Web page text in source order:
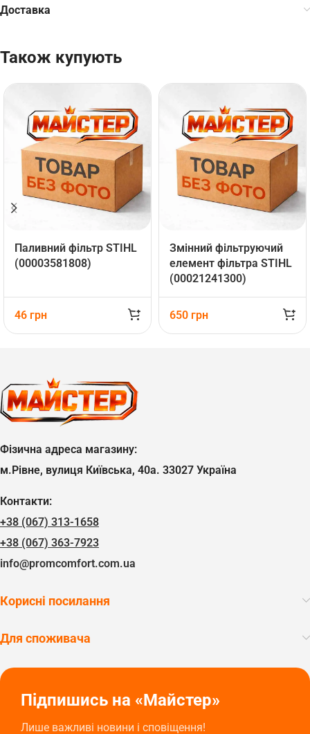
Доставка
Також купують
Паливний фільтр STIHL
(00003581808)
46 грн
Змінний фільтруючий
елемент фільтра STIHL
(00021241300)
650 грн
Фізична адреса магазину:
м.Рівне, вулиця Київська, 40а. 33027 Україна
Контакти:
+38 (067) 313-1658
+38 (067) 363-7923
info@promcomfort.com.ua
Корисні посилання
Для споживача
Підпишись на «Майстер»
Лише важливі новини і сповіщення!